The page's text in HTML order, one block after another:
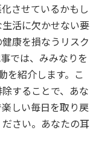
させているかもし
活に欠かせない要
康を損なうリスク
では、みみなりを
を紹介します。こ
することで、あな
しい毎日を取り戻
さい。あなたの耳